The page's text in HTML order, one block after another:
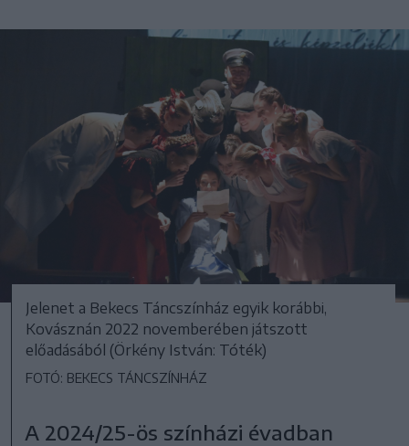
Jelenet a Bekecs Táncszínház egyik korábbi,
Kovásznán 2022 novemberében játszott
előadásából (Örkény István: Tóték)
FOTÓ: BEKECS TÁNCSZÍNHÁZ
A 2024/25-ös színházi évadban